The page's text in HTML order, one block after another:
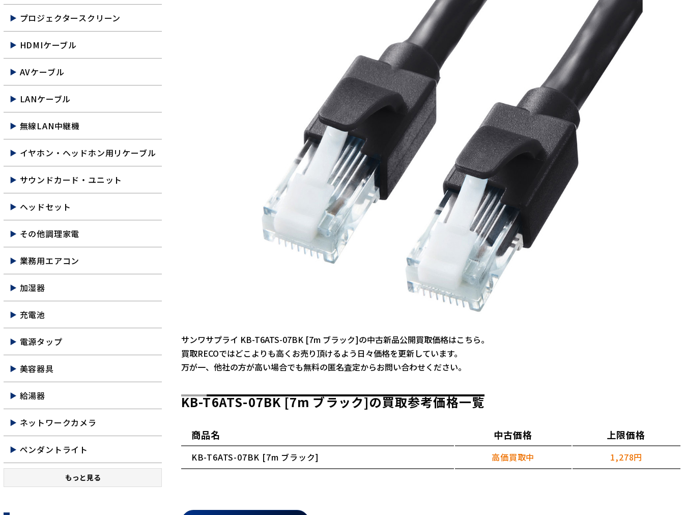
サンワサプライ KB-T6ATS-07BK [7m ブラック]の中古新品公開買取価格はこちら。
買取RECOではどこよりも高くお売り頂けるよう日々価格を更新しています。
万が一、他社の方が高い場合でも無料の匿名査定からお問い合わせください。
KB-T6ATS-07BK [7m ブラック]の買取参考価格一覧
商品名 中古価格 上限価格
KB-T6ATS-07BK [7m ブラック] 高価買取中 1,278円
プロジェクタースクリーン
HDMIケーブル
AVケーブル
LANケーブル
無線LAN中継機
イヤホン・ヘッドホン用リケーブル
サウンドカード・ユニット
ヘッドセット
その他調理家電
業務用エアコン
加湿器
充電池
電源タップ
美容器具
給湯器
ネットワークカメラ
ペンダントライト
もっと見る